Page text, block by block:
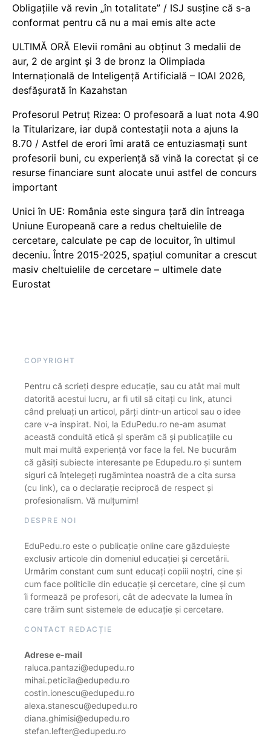
Obligațiile vă revin „în totalitate” / ISJ susține că s-a
conformat pentru că nu a mai emis alte acte
ULTIMĂ ORĂ Elevii români au obținut 3 medalii de
aur, 2 de argint și 3 de bronz la Olimpiada
Internațională de Inteligență Artificială – IOAI 2026,
desfășurată în Kazahstan
Profesorul Petruț Rizea: O profesoară a luat nota 4.90
la Titularizare, iar după contestații nota a ajuns la
8.70 / Astfel de erori îmi arată ce entuziasmați sunt
profesorii buni, cu experiență să vină la corectat și ce
resurse financiare sunt alocate unui astfel de concurs
important
Unici în UE: România este singura țară din întreaga
Uniune Europeană care a redus cheltuielile de
cercetare, calculate pe cap de locuitor, în ultimul
deceniu. Între 2015-2025, spațiul comunitar a crescut
masiv cheltuielile de cercetare – ultimele date
Eurostat
COPYRIGHT
Pentru că scrieți despre educație, sau cu atât mai mult
datorită acestui lucru, ar fi util să citați cu link, atunci
când preluați un articol, părți dintr-un articol sau o idee
care v-a inspirat. Noi, la EduPedu.ro ne-am asumat
această conduită etică și sperăm că și publicațiile cu
mult mai multă experiență vor face la fel. Ne bucurăm
că găsiți subiecte interesante pe Edupedu.ro și suntem
siguri că înțelegeți rugămintea noastră de a cita sursa
(cu link), ca o declarație reciprocă de respect și
profesionalism. Vă mulțumim!
DESPRE NOI
EduPedu.ro este o publicație online care găzduiește
exclusiv articole din domeniul educației și cercetării.
Urmărim constant cum sunt educați copiii noștri, cine și
cum face politicile din educație și cercetare, cine și cum
îi formează pe profesori, cât de adecvate la lumea în
care trăim sunt sistemele de educație și cercetare.
CONTACT REDACȚIE
Adrese e-mail
raluca.pantazi@edupedu.ro
mihai.peticila@edupedu.ro
costin.ionescu@edupedu.ro
alexa.stanescu@edupedu.ro
diana.ghimisi@edupedu.ro
stefan.lefter@edupedu.ro